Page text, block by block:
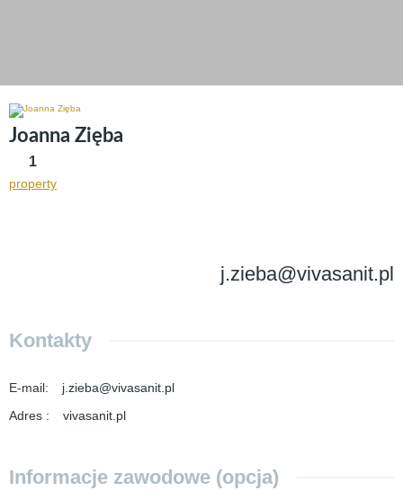
Joanna Zięba
1
property
j.zieba@vivasanit.pl
Kontakty
E-mail:
j.zieba@vivasanit.pl
Adres : vivasanit.pl
Informacje zawodowe (opcja)